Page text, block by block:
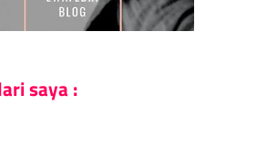
saya :